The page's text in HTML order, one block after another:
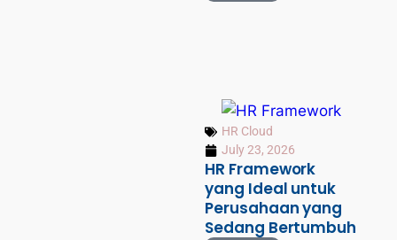
HR Cloud
July 23, 2026
HR Framework
yang Ideal untuk
Perusahaan yang
Sedang Bertumbuh